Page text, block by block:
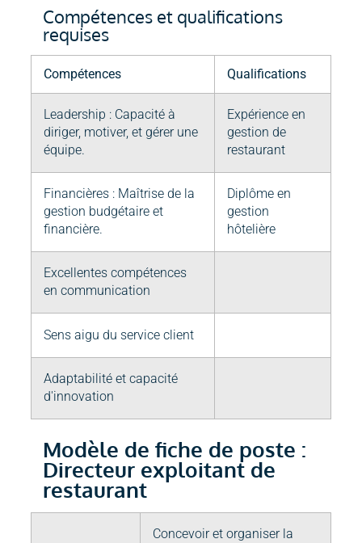
Compétences et qualifications
requises
Compétences Qualifications
Leadership : Capacité à
diriger, motiver, et gérer une
équipe.
Expérience en
gestion de
restaurant
Financières : Maîtrise de la
gestion budgétaire et
financière.
Diplôme en
gestion
hôtelière
Excellentes compétences
en communication
Sens aigu du service client
Adaptabilité et capacité
d'innovation
Modèle de fiche de poste :
Directeur exploitant de
restaurant​
Concevoir et organiser la